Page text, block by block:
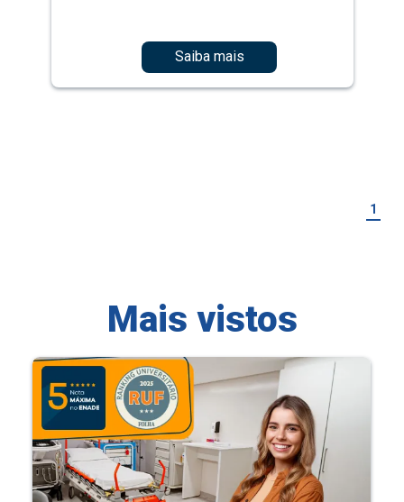
Saiba mais
1
Mais vistos